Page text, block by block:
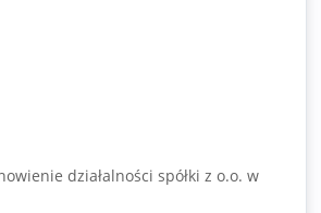
działalności spółki z o.o. w